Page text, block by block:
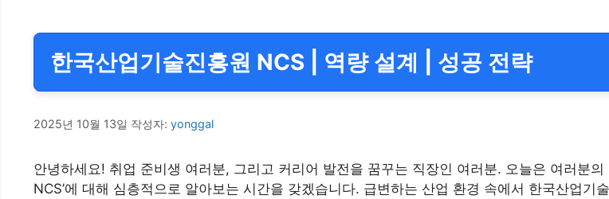
한국산업기술진흥원 NCS | 역량 설계 | 성공 전략
2025년 10월 13일 작성자: yonggal
안녕하세요! 취업 준비생 여러분, 그리고 커리어 발전을 꿈꾸는 직장인 여러분. 오늘은 여러분
NCS’에 대해 심층적으로 알아보는 시간을 갖겠습니다. 급변하는 산업 환경 속에서 한국산업